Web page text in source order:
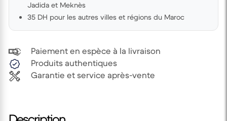
Jadida et Meknès
35 DH pour les autres villes et régions du Maroc
Paiement en espèce à la livraison
Produits authentiques
Garantie et service après-vente